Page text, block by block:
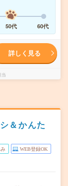
50代 60代
詳しく見る
＆かんた
WEB登録OK